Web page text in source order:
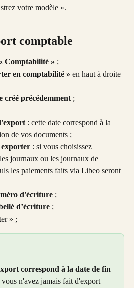
votre modèle ».
comptable
« Comptabilité » ;
en comptabilité » en haut à droite
créé précédemment ;
: cette date correspond à la
de vos documents ;
exporter : si vous choisissez
journaux ou les journaux de
les paiements faits via Libeo seront
d'écriture ;
d’écriture ;
» ;
correspond à la date de fin
vous n'avez jamais fait d'export